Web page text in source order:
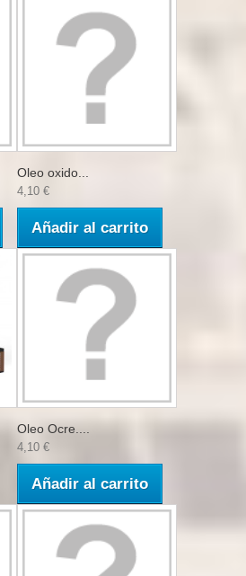
Oleo oxido...
4,10 €
Añadir al carrito
Oleo Ocre....
4,10 €
Añadir al carrito